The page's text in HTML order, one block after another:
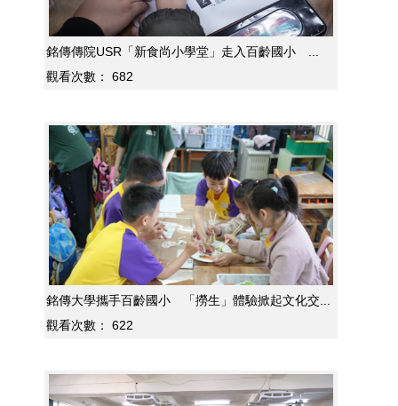
銘傳傳院USR「新食尚小學堂」走入百齡國小 ...
觀看次數：
682
銘傳大學攜手百齡國小 「撈生」體驗掀起文化交...
觀看次數：
622